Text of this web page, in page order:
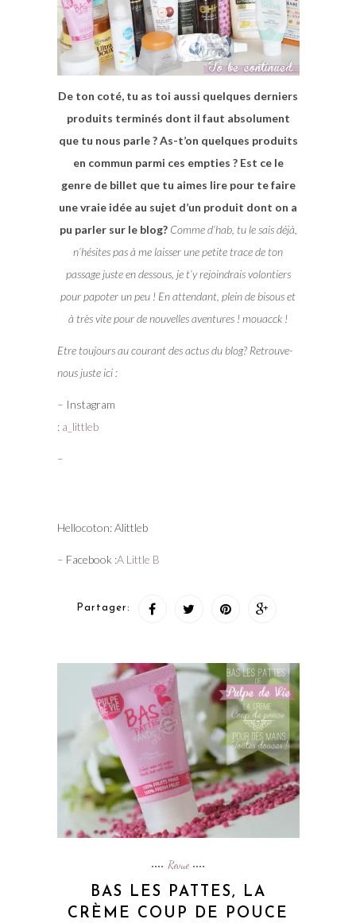
De ton coté, tu as toi aussi quelques derniers
produits terminés dont il faut absolument
que tu nous parle ? As-t’on quelques produits
en commun parmi ces empties ? Est ce le
genre de billet que tu aimes lire pour te faire
une vraie idée au sujet d’un produit dont on a
pu parler sur le blog?Comme d’hab, tu le sais déjà,
n’hésites pas à me laisser une petite trace de ton
passage juste en dessous, je t’y rejoindrais volontiers
pour papoter un peu ! En attendant, plein de bisous et
à très vite pour de nouvelles aventures ! mouacck !
Etre toujours au courant des actus du blog? Retrouve-
nous juste ici :
– Instagram
: a_littleb
–
Hellocoton: Alittleb
– Facebook :A Little B
Partager:
Revue
BAS LES PATTES, LA
CRÈME COUP DE POUCE